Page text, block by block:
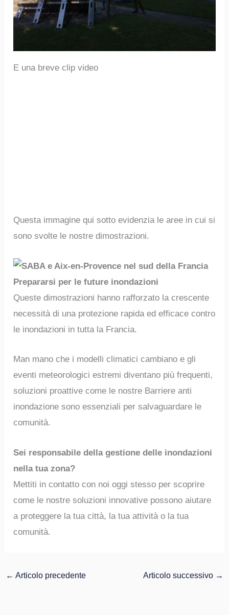
E una breve clip video
Questa immagine qui sotto evidenzia le aree in cui si
sono svolte le nostre dimostrazioni.
Prepararsi per le future inondazioni
Queste dimostrazioni hanno rafforzato la crescente
necessità di una protezione rapida ed efficace contro
le inondazioni in tutta la Francia.
Man mano che i modelli climatici cambiano e gli
eventi meteorologici estremi diventano più frequenti,
soluzioni proattive come le nostre Barriere anti
inondazione sono essenziali per salvaguardare le
comunità.
Sei responsabile della gestione delle inondazioni
nella tua zona?
Mettiti in contatto con noi oggi stesso per scoprire
come le nostre soluzioni innovative possono aiutare
a proteggere la tua città, la tua attività o la tua
comunità.
← Articolo precedente Articolo successivo →